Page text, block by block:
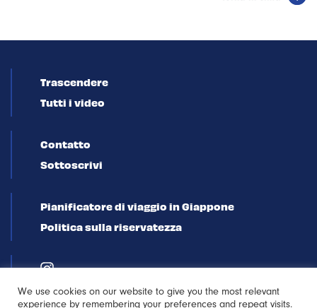
Trascendere
Tutti i video
Contatto
Sottoscrivi
Pianificatore di viaggio in Giappone
Politica sulla riservatezza
We use cookies on our website to give you the most relevant
experience by remembering your preferences and repeat visits.